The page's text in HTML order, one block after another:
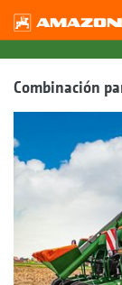
Combinación